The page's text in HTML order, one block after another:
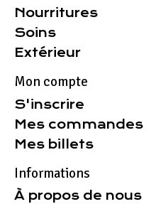
Nourritures
Soins
Extérieur
Mon compte
S'inscrire
Mes commandes
Mes billets
Informations
À propos de nous